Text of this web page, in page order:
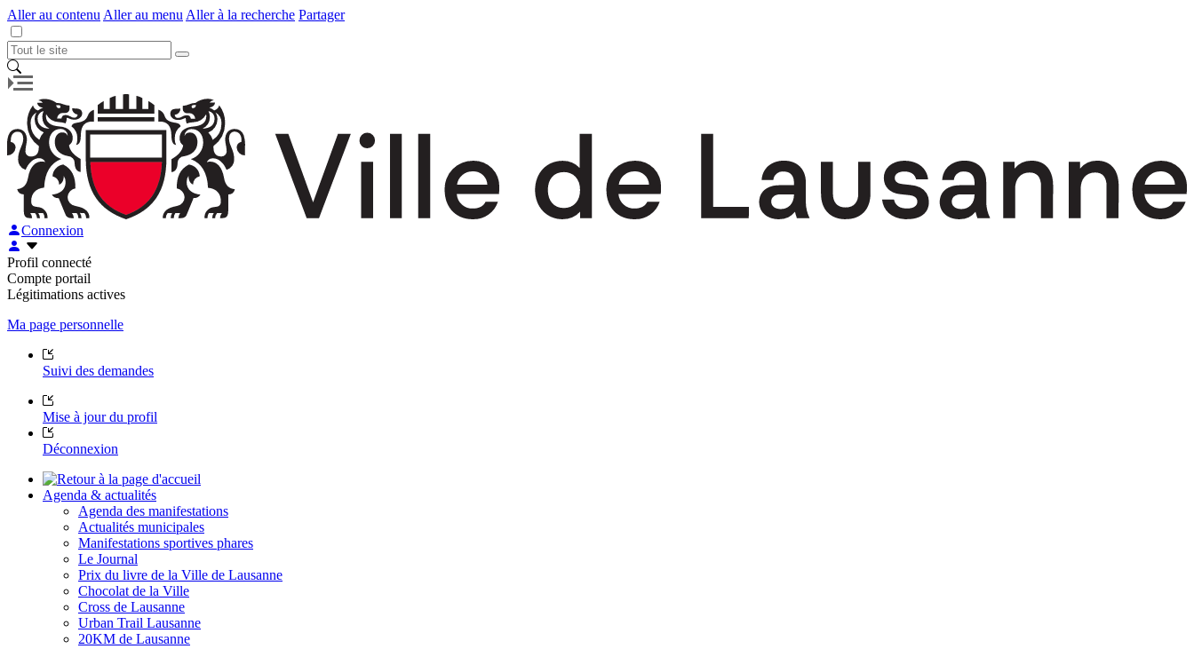
Aller au contenu Aller au menu Aller à la recherche Partager
Connexion
Profil connecté
Compte portail
Légitimations actives
Ma page personnelle
Suivi des demandes
Mise à jour du profil
Déconnexion
Agenda & actualités
Agenda des manifestations
Actualités municipales
Manifestations sportives phares
Le Journal
Prix du livre de la Ville de Lausanne
Chocolat de la Ville
Cross de Lausanne
Urban Trail Lausanne
20KM de Lausanne